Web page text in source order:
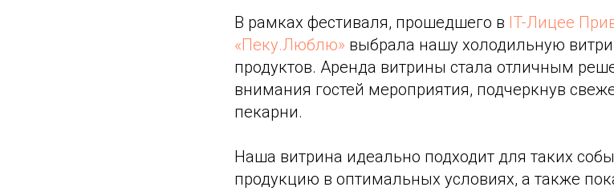
В рамках фестиваля, прошедшего в IT-Лицее
«Пеку.Люблю» выбрала нашу холодильную
продуктов. Аренда витрины стала отличным
внимания гостей мероприятия, подчеркнув
пекарни.
Наша витрина идеально подходит для таких
продукцию в оптимальных условиях, а также